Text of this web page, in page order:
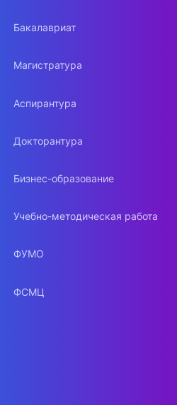
Бакалавриат
Магистратура
Аспирантура
Докторантура
Бизнес-образование
Учебно-методическая работа
ФУМО
ФСМЦ